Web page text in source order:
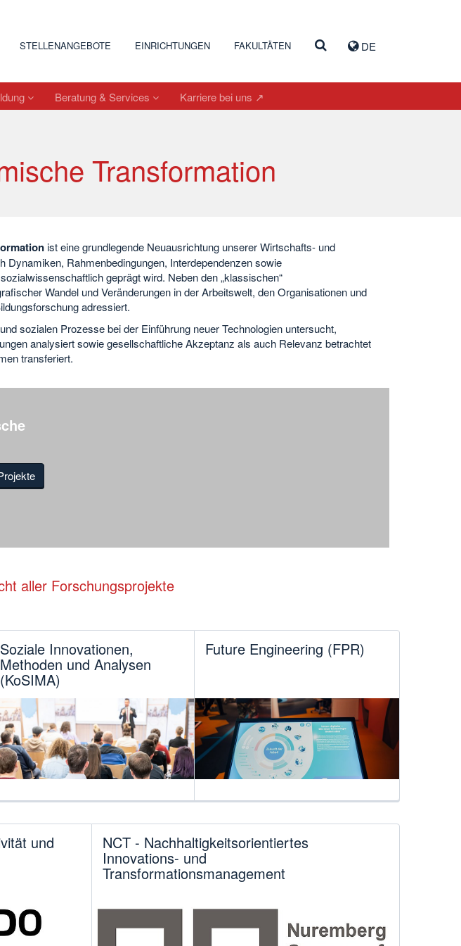
DE
STELLENANGEBOTE EINRICHTUNGEN FAKULTÄTEN
Beratung & Services Karriere bei uns ↗
Transformation
ist eine grundlegende Neuausrichtung unserer Wirtschafts- und
Rahmenbedingungen, Interdependenzen sowie
geprägt wird. Neben den „klassischen“
Wandel und Veränderungen in der Arbeitswelt, den Organisationen und
adressiert.
sozialen Prozesse bei der Einführung neuer Technologien untersucht,
analysiert sowie gesellschaftliche Akzeptanz als auch Relevanz betrachtet
transferiert.
aller Forschungsprojekte
Soziale Innovationen,
Methoden und Analysen
(KoSIMA)
Future Engineering (FPR)
und NCT - Nachhaltigkeitsorientiertes
Innovations- und
Transformationsmanagement